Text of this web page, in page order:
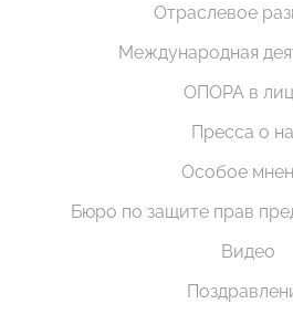
Отраслевое
Международная
ОПОРА в
Пресса о
Особое
Бюро по защите прав
Видео